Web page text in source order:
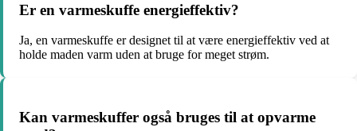
Er en varmeskuffe energieffektiv?
Ja, en varmeskuffe er designet til at være energieffektiv ved at
holde maden varm uden at bruge for meget strøm.
Kan varmeskuffer også bruges til at opvarme